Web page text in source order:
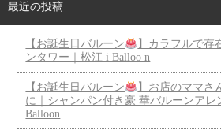
最近の投稿
【お誕生日バルーン
】カラフルで存
ンタワー｜松江 i Balloo n
【お誕生日バルーン
】お店のママさ
に｜シャンパン付き豪 華バルーンアレ
Balloon